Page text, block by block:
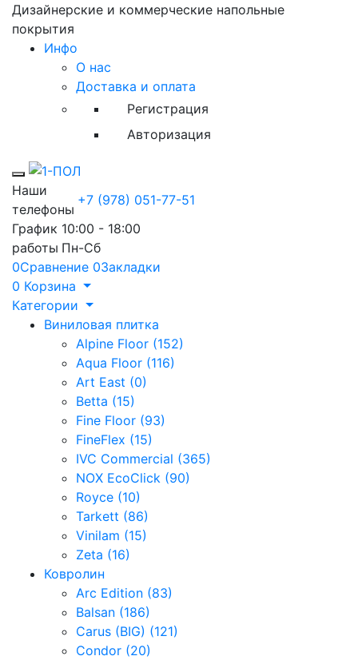
Дизайнерские и коммерческие напольные
покрытия
Инфо
О нас
Доставка и оплата
Регистрация
Авторизация
Toggle mobile menu
Наши
телефоны
+7 (978) 051-77-51
График
работы
10:00 - 18:00
Пн-Сб
0Сравнение 0Закладки
0 Корзина
Категории
Виниловая плитка
Alpine Floor (152)
Aqua Floor (116)
Art East (0)
Betta (15)
Fine Floor (93)
FineFlex (15)
IVC Commercial (365)
NOX EcoClick (90)
Royce (10)
Tarkett (86)
Vinilam (15)
Zeta (16)
Ковролин
Arc Edition (83)
Balsan (186)
Carus (BIG) (121)
Condor (20)